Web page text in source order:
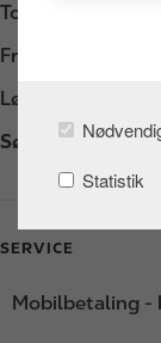
Statistik
Torsdag
Fredag
Lørdag
Søndag
SERVICE
Mobilbetaling